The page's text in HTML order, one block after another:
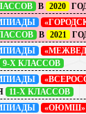
В 2020
В 2021
9-Х КЛАССОВ
11-Х КЛАССОВ
«ОЮМШ»